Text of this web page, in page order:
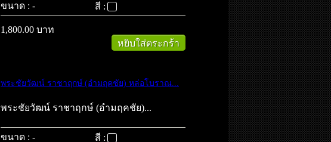
ขนาด : - สี :
1,800.00 บาท
หยิบใส่ตระกร้า
พระชัยวัฒน์ ราชาฤกษ์ (อำมฤคชัย) หล่อโบราณ...
พระชัยวัฒน์ ราชาฤกษ์ (อำมฤคชัย)...
ขนาด : - สี :